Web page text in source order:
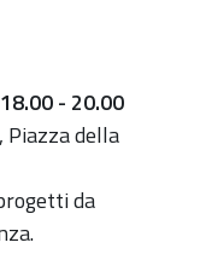
- 20.00
Piazza della
da